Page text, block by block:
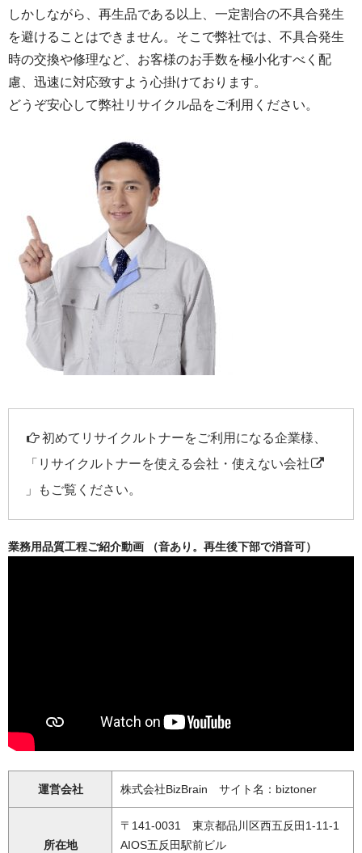
しかしながら、再生品である以上、一定割合の不具合発生
を避けることはできません。そこで弊社では、不具合発生
時の交換や修理など、お客様のお手数を極小化すべく配
慮、迅速に対応致すよう心掛けております。
どうぞ安心して弊社リサイクル品をご利用ください。
初めてリサイクルトナーをご利用になる企業様、
「 リサイクルトナーを使える会社・使えない会社
」もご覧ください。
業務用品質工程ご紹介動画 （音あり。再生後下部で消音可）
運営会社 株式会社BizBrain サイト名：biztoner
所在地
〒141-0031 東京都品川区西五反田1-11-1
AIOS五反田駅前ビル